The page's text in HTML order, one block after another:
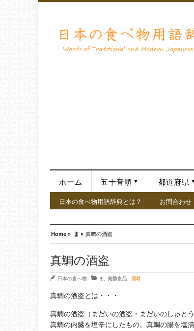
ホーム 五十音順 都道府県
日本の食べ物用語辞典とは？ お問合わせ
Home » ま » 真鯛の酒盗
真鯛の酒盗
日本の食べ物 ま 発酵食品 酒肴
真鯛の酒盗とは・・・
真鯛の酒盗（まだいの酒盗・まだいのしゅと
真鯛の内臓を塩辛にしたもの。真鯛の腸を塩